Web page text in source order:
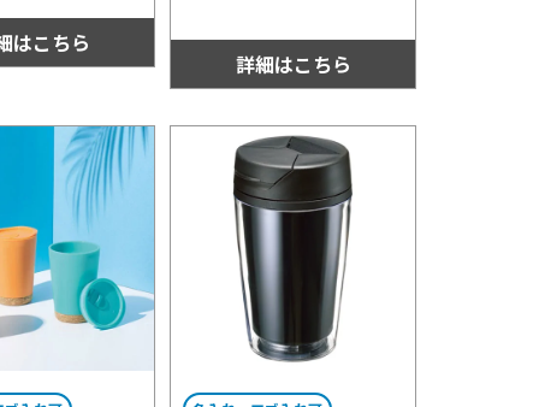
ゴもよく映えま
はこちら
ありますので、お好みでお選
びください。
詳細はこちら